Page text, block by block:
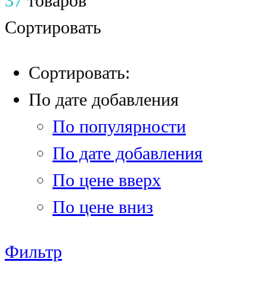
Сортировать
Сортировать:
По дате добавления
По популярности
По дате добавления
По цене вверх
По цене вниз
Фильтр